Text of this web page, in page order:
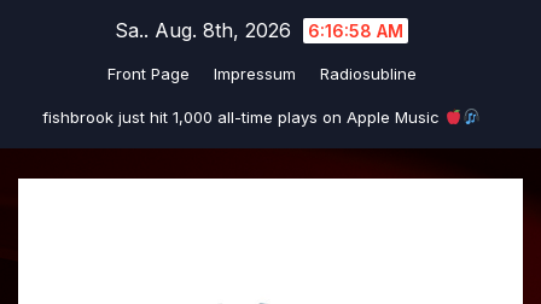
Sa.. Aug. 8th, 2026 6:16:59 AM
Front Page Impressum Radiosubline
fishbrook just hit 1,000 all-time plays on Apple Music